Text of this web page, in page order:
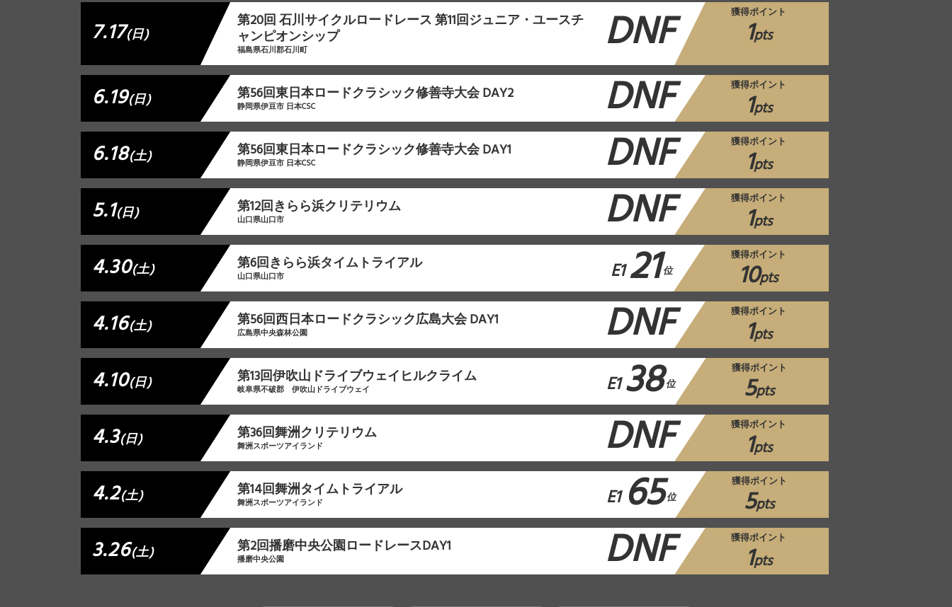
7.17(日)
第20回 石川サイクルロードレース 第11回ジュニア・ユースチ
ャンピオンシップ
福島県石川郡石川町 DNF 獲得ポイント
1pts
6.19(日) 第56回東日本ロードクラシック修善寺大会 DAY2
静岡県伊豆市 日本CSC DNF 獲得ポイント
1pts
6.18(土) 第56回東日本ロードクラシック修善寺大会 DAY1
静岡県伊豆市 日本CSC DNF 獲得ポイント
1pts
5.1(日) 第12回きらら浜クリテリウム
山口県山口市 DNF 獲得ポイント
1pts
4.30(土) 第6回きらら浜タイムトライアル
山口県山口市 E121 位
獲得ポイント
10pts
4.16(土) 第56回西日本ロードクラシック広島大会 DAY1
広島県中央森林公園 DNF 獲得ポイント
1pts
4.10(日) 第13回伊吹山ドライブウェイヒルクライム
岐阜県不破郡 伊吹山ドライブウェイ E138 位
獲得ポイント
5pts
4.3(日) 第36回舞洲クリテリウム
舞洲スポーツアイランド DNF 獲得ポイント
1pts
4.2(土) 第14回舞洲タイムトライアル
舞洲スポーツアイランド E1 65位
獲得ポイント
5pts
3.26(土) 第2回播磨中央公園ロードレースDAY1
播磨中央公園 DNF 獲得ポイント
1pts